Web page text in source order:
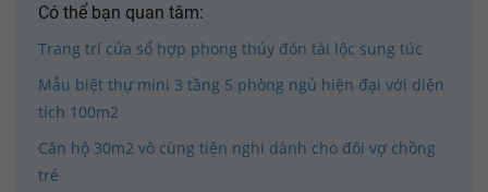
Có thể bạn quan tâm:
Trang trí cửa sổ hợp phong thủy đón tài lộc sung túc
Mẫu biệt thự mini 3 tầng 5 phòng ngủ hiện đại với diện
tích 100m2
Căn hộ 30m2 vô cùng tiện nghi dành cho đôi vợ chồng
trẻ